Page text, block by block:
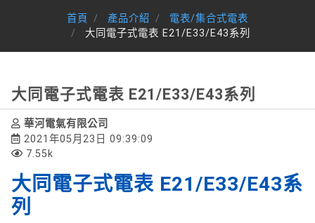
首頁 產品介紹
電表/集合式電表
大同電子式電表 E21/E33/E43系列
大同電子式電表 E21/E33/E43系列
華河電氣有限公司
2021年05月23日 09:39:09
7.55k
大同電子式電表 E21/E33/E43系
列